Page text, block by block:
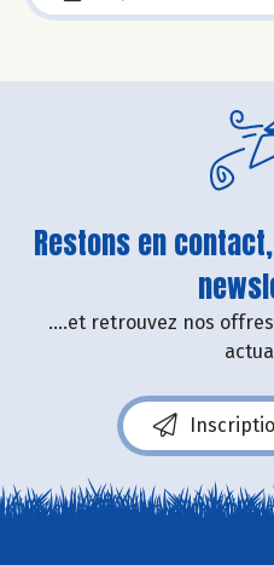
Restons en
....et retrouvez nos